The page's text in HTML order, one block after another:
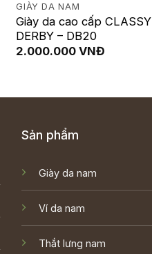
GIÀY DA NAM
Giày da cao cấp CLASSY
DERBY – DB20
2.000.000VNĐ
Sản phẩm
Giày da nam
Ví da nam
Thắt lưng nam